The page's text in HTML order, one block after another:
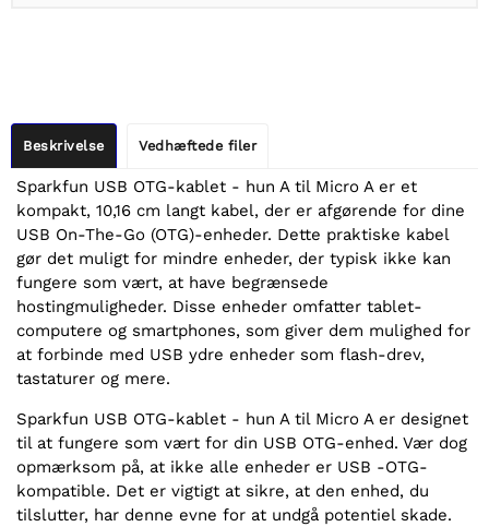
Beskrivelse Vedhæftede filer
Sparkfun USB OTG-kablet - hun A til Micro A er et
kompakt, 10,16 cm langt kabel, der er afgørende for dine
USB On-The-Go (OTG)-enheder. Dette praktiske kabel
gør det muligt for mindre enheder, der typisk ikke kan
fungere som vært, at have begrænsede
hostingmuligheder. Disse enheder omfatter tablet-
computere og smartphones, som giver dem mulighed for
at forbinde med USB ydre enheder som flash-drev,
tastaturer og mere.
Sparkfun USB OTG-kablet - hun A til Micro A er designet
til at fungere som vært for din USB OTG-enhed. Vær dog
opmærksom på, at ikke alle enheder er USB -OTG-
kompatible. Det er vigtigt at sikre, at den enhed, du
tilslutter, har denne evne for at undgå potentiel skade.